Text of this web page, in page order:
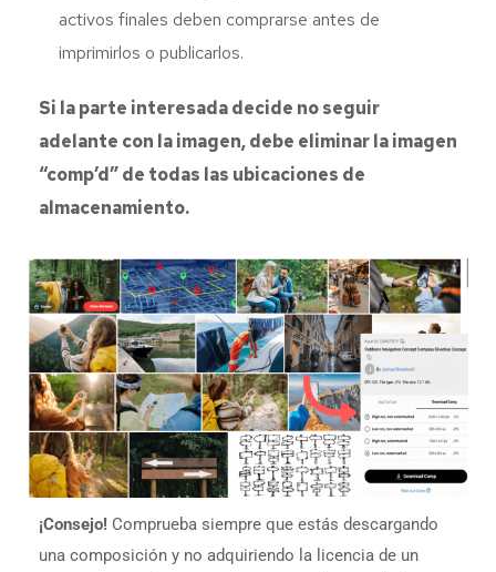
activos finales deben comprarse antes de
imprimirlos o publicarlos.
Si la parte interesada decide no seguir
adelante con la imagen, debe eliminar la imagen
“comp’d” de todas las ubicaciones de
almacenamiento.
¡Consejo! Comprueba siempre que estás descargando
una composición y no adquiriendo la licencia de un